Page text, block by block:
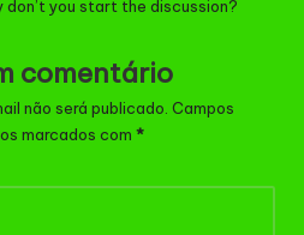
don’t you start the discussion?
comentário
não será publicado. Campos
marcados com *